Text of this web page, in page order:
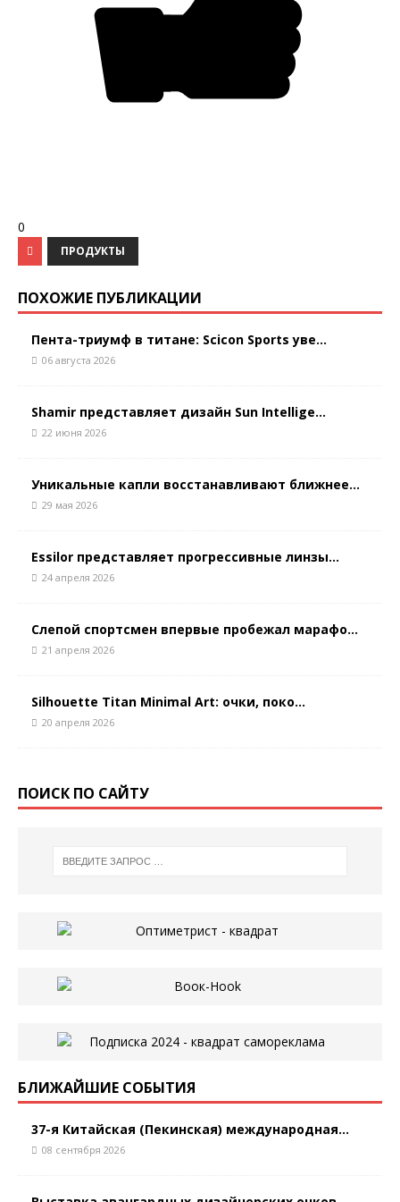
0
ПРОДУКТЫ
ПОХОЖИЕ ПУБЛИКАЦИИ
Пента-триумф в титане: Scicon Sports уве...
06 августа 2026
Shamir представляет дизайн Sun Intellige...
22 июня 2026
Уникальные капли восстанавливают ближнее...
29 мая 2026
Essilor представляет прогрессивные линзы...
24 апреля 2026
Слепой спортсмен впервые пробежал марафо...
21 апреля 2026
Silhouette Titan Minimal Art: очки, поко...
20 апреля 2026
ПОИСК ПО САЙТУ
БЛИЖАЙШИЕ СОБЫТИЯ
37-я Китайская (Пекинская) международная...
08 сентября 2026